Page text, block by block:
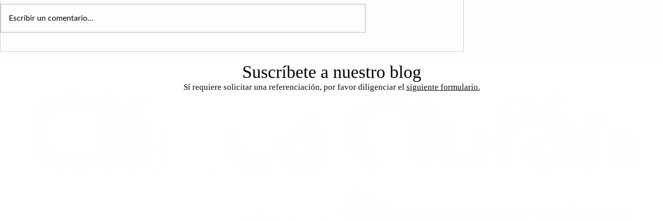
presenten síntomas? Así es, los
Escribir un comentario...
Suscríbete a nuestro blog
Sí requiere solicitar una referenciación, por favor diligenciar el siguiente formulario.